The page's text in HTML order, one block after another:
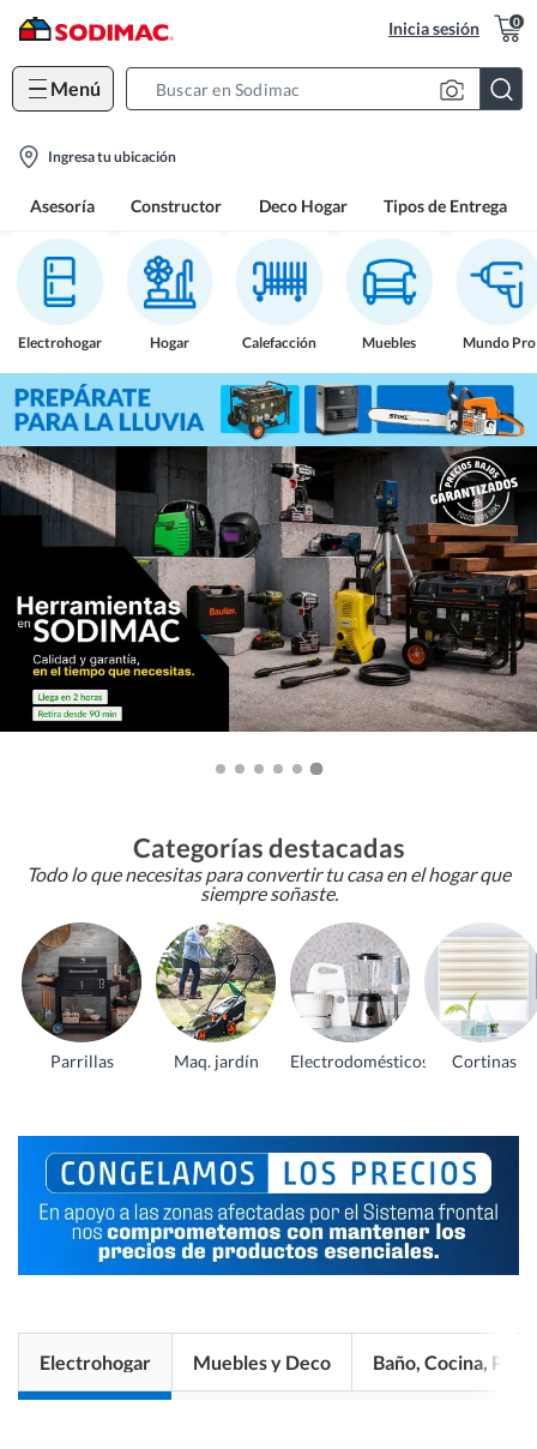
Inicia sesión 0
Menú
location-
Ingresa tu ubicación
Asesoría Constructor Deco Hogar Tipos de Entrega
Electrohogar Hogar Calefacción Muebles Mundo Pro
Categorías destacadas
Todo lo que necesitas para convertir tu casa en el hogar que
siempre soñaste.
Parrillas Maq. jardín Electrodomésticos Cortinas
Electrohogar Muebles y Deco Baño, Cocina, Pisos